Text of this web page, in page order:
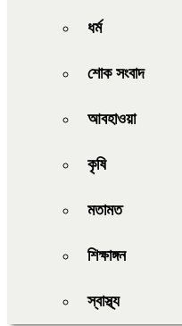
ধর্ম
শোক সংবাদ
আবহাওয়া
কৃষি
মতামত
শিক্ষাঙ্গন
স্বাস্থ্য